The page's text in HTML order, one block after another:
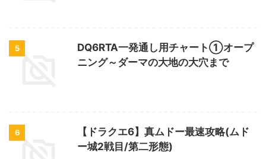
5
DQ6RTA一発通し用チャート①オープ
ニング～ダーマの大地の大穴まで
6
【ドラクエ6】真ムドー最速攻略(ムド
ー城2戦目/第二形態)